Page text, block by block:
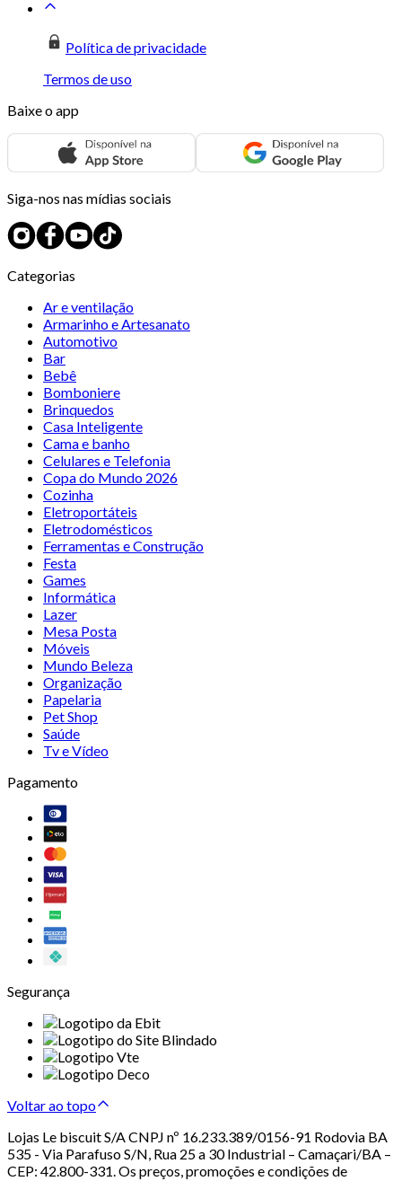
Política de privacidade
Termos de uso
Baixe o app
Siga-nos nas mídias sociais
Categorias
Ar e ventilação
Armarinho e Artesanato
Automotivo
Bar
Bebê
Bomboniere
Brinquedos
Casa Inteligente
Cama e banho
Celulares e Telefonia
Copa do Mundo 2026
Cozinha
Eletroportáteis
Eletrodomésticos
Ferramentas e Construção
Festa
Games
Informática
Lazer
Mesa Posta
Móveis
Mundo Beleza
Organização
Papelaria
Pet Shop
Saúde
Tv e Vídeo
Pagamento
Segurança
Voltar ao topo
Lojas Le biscuit S/A CNPJ nº 16.233.389/0156-91 Rodovia BA
535 - Via Parafuso S/N, Rua 25 a 30 Industrial – Camaçari/BA –
CEP: 42.800-331. Os preços, promoções e condições de